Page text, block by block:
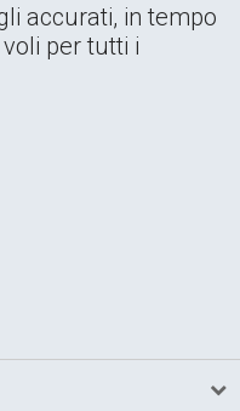
accurati, in tempo
per tutti i